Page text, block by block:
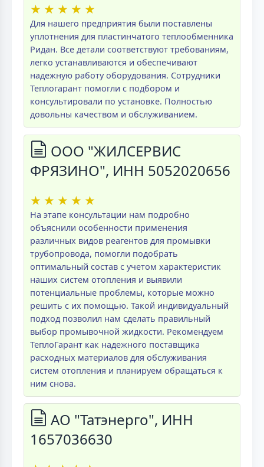
★ ★ ★ ★ ★
Для нашего предприятия были поставлены
уплотнения для пластинчатого теплообменника
Ридан. Все детали соответствуют требованиям,
легко устанавливаются и обеспечивают
надежную работу оборудования. Сотрудники
Теплогарант помогли с подбором и
консультировали по установке. Полностью
довольны качеством и обслуживанием.
ООО "ЖИЛСЕРВИС
ФРЯЗИНО", ИНН 5052020656
★ ★ ★ ★ ★
На этапе консультации нам подробно
объяснили особенности применения
различных видов реагентов для промывки
трубопровода, помогли подобрать
оптимальный состав с учетом характеристик
наших систем отопления и выявили
потенциальные проблемы, которые можно
решить с их помощью. Такой индивидуальный
подход позволил нам сделать правильный
выбор промывочной жидкости. Рекомендуем
ТеплоГарант как надежного поставщика
расходных материалов для обслуживания
систем отопления и планируем обращаться к
ним снова.
АО "Татэнерго", ИНН
1657036630